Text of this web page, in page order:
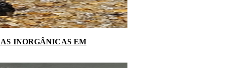
INORGÂNICAS EM